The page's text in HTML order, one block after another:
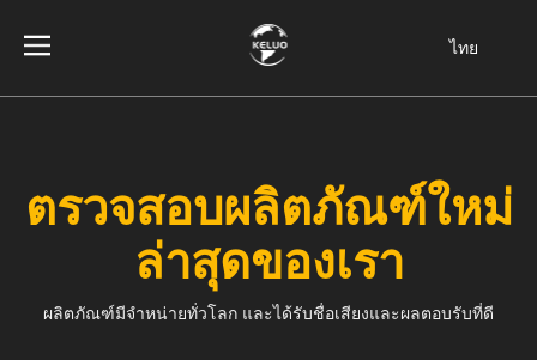
ไทย
Türk dili
Italiano
Español
ตรวจสอบผลิตภัณฑ์ใหม่
ล่าสุดของเรา
ผลิตภัณฑ์มีจำหน่ายทั่วโลก และได้รับชื่อเสียงและผลตอบรับที่ดี